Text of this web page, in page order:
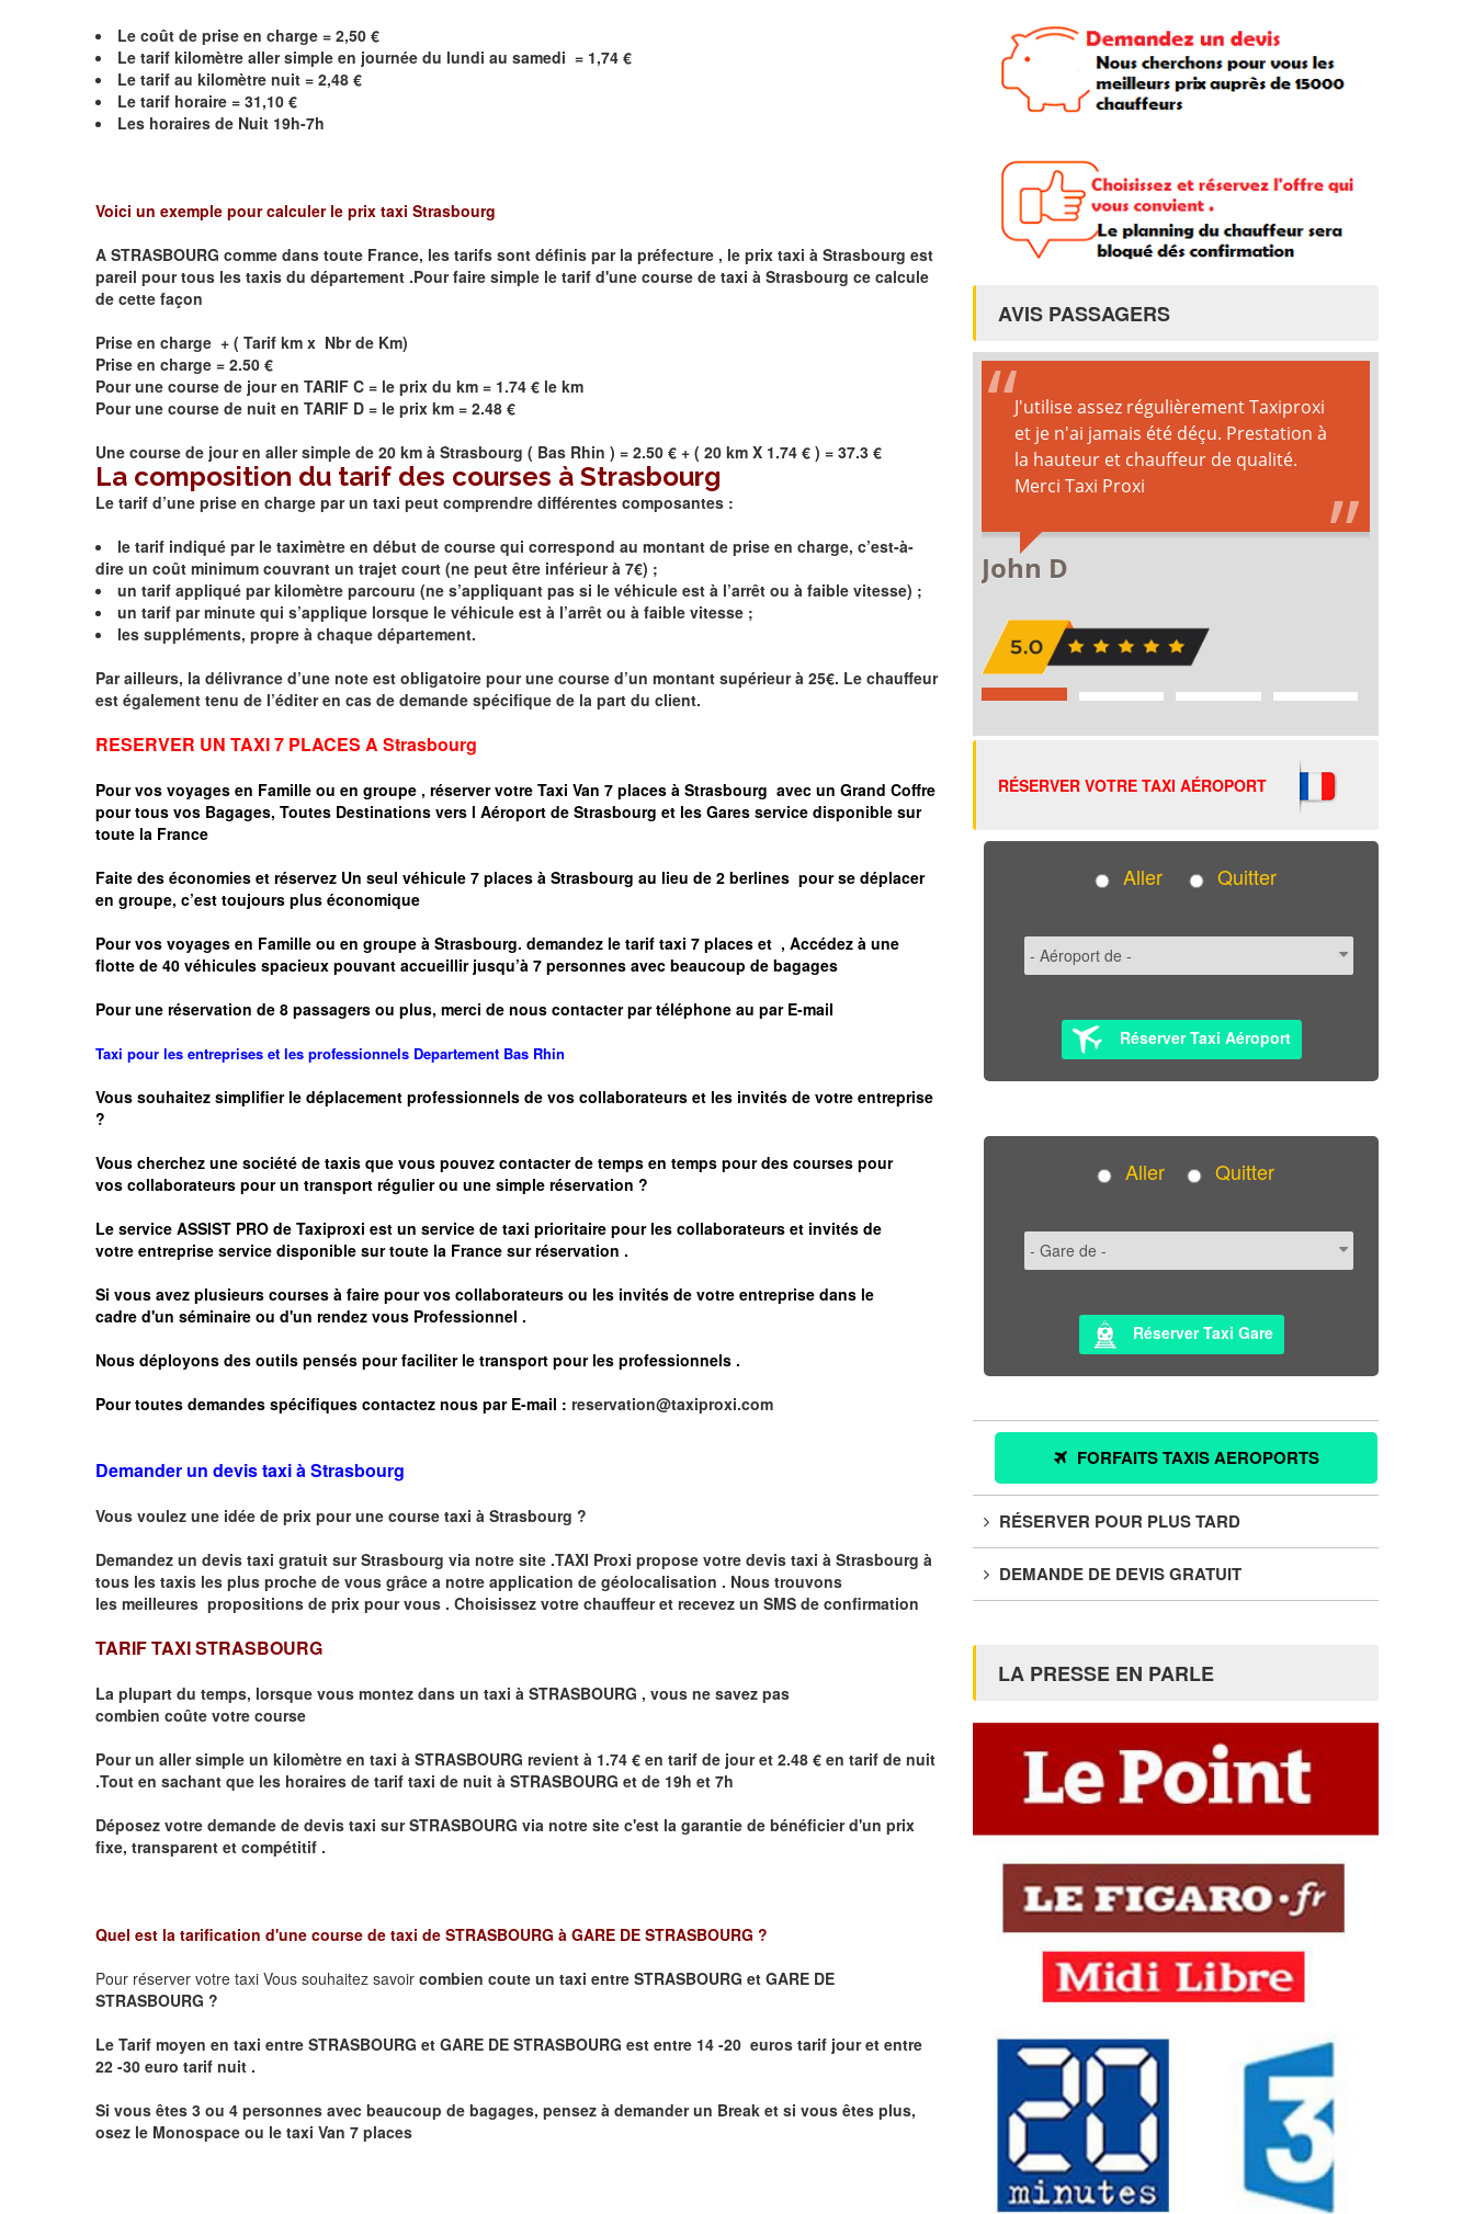
Le coût de prise en charge = 2,50 €
Le tarif kilomètre aller simple en journée du lundi au samedi = 1,74 €
Le tarif au kilomètre nuit = 2,48 €
Le tarif horaire = 31,10 €
Les horaires de Nuit 19h-7h
Voici un exemple pour calculer le prix taxi Strasbourg
A STRASBOURG comme dans toute France, les tarifs sont définis par la préfecture , le prix taxi à Strasbourg est
pareil pour tous les taxis du département .Pour faire simple le tarif d'une course de taxi à Strasbourg ce calcule
de cette façon
Prise en charge + ( Tarif km x Nbr de Km)
Prise en charge = 2.50 €
Pour une course de jour en TARIF C = le prix du km = 1.74 € le km
Pour une course de nuit en TARIF D = le prix km = 2.48 €
Une course de jour en aller simple de 20 km à Strasbourg ( Bas Rhin ) = 2.50 € + ( 20 km X 1.74 € ) = 37.3 €
La composition du tarif des courses à Strasbourg
Le tarif d’une prise en charge par un taxi peut comprendre différentes composantes :
le tarif indiqué par le taximètre en début de course qui correspond au montant de prise en charge, c’est-à-
dire un coût minimum couvrant un trajet court (ne peut être inférieur à 7€) ;
un tarif appliqué par kilomètre parcouru (ne s’appliquant pas si le véhicule est à l’arrêt ou à faible vitesse) ;
un tarif par minute qui s’applique lorsque le véhicule est à l’arrêt ou à faible vitesse ;
les suppléments, propre à chaque département.
Par ailleurs, la délivrance d’une note est obligatoire pour une course d’un montant supérieur à 25€. Le chauffeur
est également tenu de l’éditer en cas de demande spécifique de la part du client.
RESERVER UN TAXI 7 PLACES A Strasbourg
Pour vos voyages en Famille ou en groupe , réserver votre Taxi Van 7 places à Strasbourg avec un Grand Coffre
pour tous vos Bagages, Toutes Destinations vers l Aéroport de Strasbourg et les Gares service disponible sur
toute la France
Faite des économies et réservez Un seul véhicule 7 places à Strasbourg au lieu de 2 berlines pour se déplacer
en groupe, c’est toujours plus économique
Pour vos voyages en Famille ou en groupe à Strasbourg. demandez le tarif taxi 7 places et , Accédez à une
flotte de 40 véhicules spacieux pouvant accueillir jusqu’à 7 personnes avec beaucoup de bagages
Pour une réservation de 8 passagers ou plus, merci de nous contacter par téléphone au par E-mail
Taxi pour les entreprises et les professionnels Departement Bas Rhin
Vous souhaitez simplifier le déplacement professionnels de vos collaborateurs et les invités de votre entreprise
?
Vous cherchez une société de taxis que vous pouvez contacter de temps en temps pour des courses pour
vos collaborateurs pour un transport régulierou une simple réservation ?
Le service ASSIST PRO de Taxiproxi est un service de taxi prioritaire pour les collaborateurs et invités de
votre entreprise service disponible sur toute la France sur réservation .
Si vous avez plusieurs courses à faire pour vos collaborateurs ou les invités de votre entreprise dans le
cadre d'un séminaire ou d'un rendez vous Professionnel .
Nous déployons des outils pensés pour faciliter le transport pour les professionnels .
Pour toutes demandes spécifiques contactez nous par E-mail : reservation@taxiproxi.com
Demander un devis taxi à Strasbourg
Vous voulez une idée de prix pour une course taxi à Strasbourg ?
Demandez un devis taxi gratuit surStrasbourg via notre site .TAXI Proxi propose votre devis taxi à Strasbourg à
tous les taxis les plus proche de vous grâce a notre application de géolocalisation . Nous trouvons
les meilleures propositions de prix pour vous . Choisissez votre chauffeur et recevez un SMS de confirmation
TARIF TAXI STRASBOURG
La plupart du temps, lorsque vous montez dans un taxi à STRASBOURG , vous ne savez pas
combien coûte votre course
Pour un aller simple un kilomètre en taxi à STRASBOURG revient à 1.74 € en tarif de jour et 2.48 € en tarif de nuit
.Tout en sachant que les horaires de tarif taxi de nuit à STRASBOURG et de 19h et 7h
Déposez votre demande de devis taxi surSTRASBOURG via notre site c'est la garantie de bénéficier d'un prix
fixe, transparent et compétitif .
Quel est la tarification d'une course de taxi de STRASBOURG à GARE DE STRASBOURG ?
Pour réserver votre taxi Vous souhaitez savoir combien coute un taxi entre STRASBOURG et GARE DE
STRASBOURG ?
Le Tarif moyen en taxi entre STRASBOURG et GARE DE STRASBOURG est entre 14 -20 euros tarif jour et entre
22 -30 euro tarif nuit .
Si vous êtes 3 ou 4 personnes avec beaucoup de bagages, pensez à demander un Break et si vous êtes plus,
osez le Monospace ou le taxi Van 7 places
AVIS PASSAGERS
RÉSERVER VOTRE TAXI AÉROPORT
Aller Quitter
Réserver Taxi Aéroport
Aller Quitter
Réserver Taxi Gare
FORFAITS TAXIS AEROPORTS
RÉSERVER POUR PLUS TARD
DEMANDE DE DEVIS GRATUIT
LA PRESSE EN PARLE